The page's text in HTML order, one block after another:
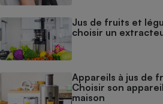
Jus de fruits et
choisir un
Appareils à jus de
Choisir son
maison